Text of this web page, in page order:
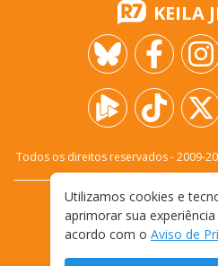
KEILA
Todos os direitos reservados - 2009-
FALE
TERMOS E
Utilizamos cookies e
aprimorar sua
acordo com o Aviso de